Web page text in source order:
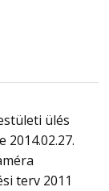
ülés
2014.02.27.
terv 2011